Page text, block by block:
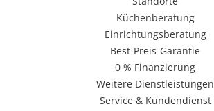
Küchenberatung
Einrichtungsberatung
Best-Preis-Garantie
0 % Finanzierung
Weitere Dienstleistungen
Service & Kundendienst